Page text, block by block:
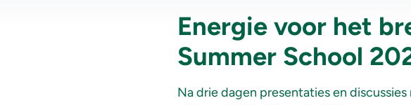
Energie voor het
Summer School
Nadriedagen presentatiesen discussies